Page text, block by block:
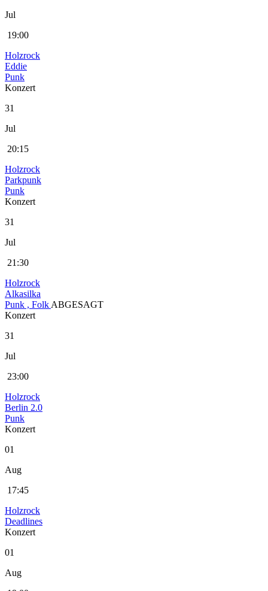
Jul
19:00
Holzrock
Eddie
Punk
Konzert
31
Jul
20:15
Holzrock
Parkpunk
Punk
Konzert
31
Jul
21:30
Holzrock
Alkasilka
Punk , Folk ABGESAGT
Konzert
31
Jul
23:00
Holzrock
Berlin 2.0
Punk
Konzert
01
Aug
17:45
Holzrock
Deadlines
Konzert
01
Aug